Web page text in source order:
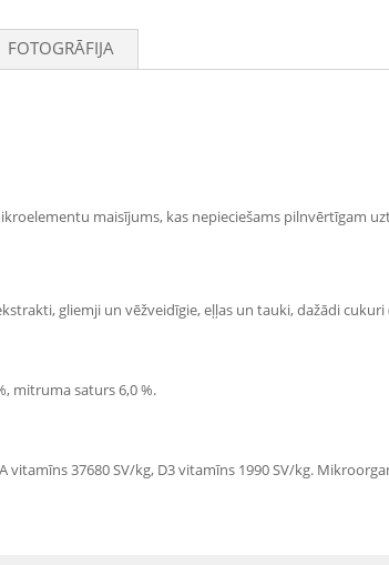
FOTOGRĀFIJA
maisījums, kas nepieciešams pilnvērtīgam
gliemji un vēžveidīgie, eļļas un tauki, dažādi
mitruma saturs 6,0 %.
37680 SV/kg, D3 vitamīns 1990 SV/kg.